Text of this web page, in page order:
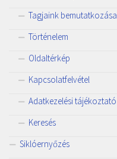
Tagjaink bemutatkozása
Történelem
Oldaltérkép
Kapcsolatfelvétel
Adatkezelési tájékoztató
Keresés
Siklóernyőzés